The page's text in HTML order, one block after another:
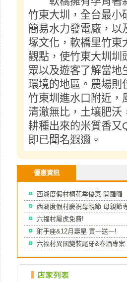
竹東大圳，全台最小
簡易水力發電廠，以
塚文化，軟橋里竹東
觀點，使竹東大圳圳
眾以及遊客了解當地
環境的地區。農場則
竹東圳進水口附近，
清澈無比，土壤肥沃
耕種出來的米質香又
即已聞名遐邇。
優惠資訊
西湖度假村桐花季優惠 開羅囉
西湖度假村慶祝母親節 母親節
六福村屬虎免費!
射手座&12月壽星 買一送一!
六福村異國變裝尾牙&春酒專案